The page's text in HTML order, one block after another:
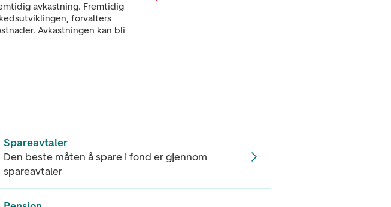
avkastning. Fremtidig
forvalters
Avkastningen kan bli
Spareavtaler
Den beste måten å spare i fond er gjennom
spareavtaler